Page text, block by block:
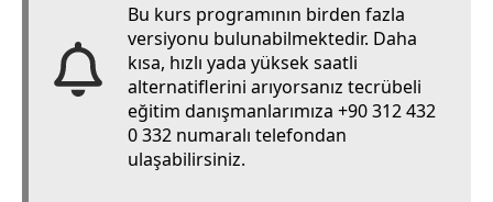
Bu kurs programının birden fazla
versiyonu bulunabilmektedir. Daha
kısa, hızlı yada yüksek saatli
alternatiflerini arıyorsanız tecrübeli
eğitim danışmanlarımıza +90 312 432
0 332 numaralı telefondan
ulaşabilirsiniz.